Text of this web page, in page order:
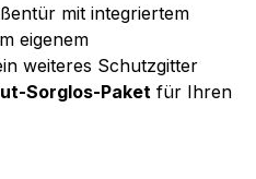
mit integriertem
eigenem
weiteres Schutzgitter
Sorglos-Paket für Ihren